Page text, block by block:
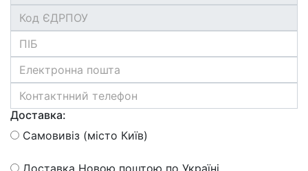
Доставка:
Самовивіз (місто Київ)
Доставка Новою поштою по Україні